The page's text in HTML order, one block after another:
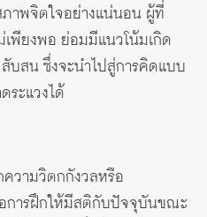
าพจิตใจอย่างแน่นอน ผู้ที่
พียงพอ ย่อมมีแนวโน้มเกิด
บสน ซึ่งจะนำไปสู่การคิดแบบ
ระแวงได้
ความวิตกกังวลหรือ
การฝึกให้มีสติกับปัจจุบันขณะ